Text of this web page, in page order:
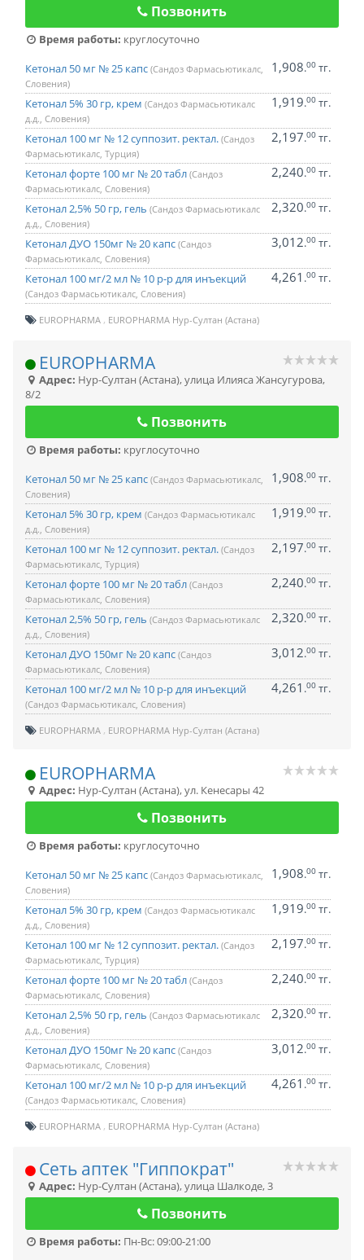
Позвонить
Время работы: круглосуточно
Кетонал 50 мг № 25 капс (Сандоз Фармасьютикалс,
Словения)
1,908.00 тг.
Кетонал 5% 30 гр, крем (Сандоз Фармасьютикалс
д.д., Словения)
1,919.00 тг.
Кетонал 100 мг № 12 суппозит. ректал. (Сандоз
Фармасьютикалс, Турция)
2,197.00 тг.
Кетонал форте 100 мг № 20 табл (Сандоз
Фармасьютикалс, Словения)
2,240.00 тг.
Кетонал 2,5% 50 гр, гель (Сандоз Фармасьютикалс
д.д., Словения)
2,320.00 тг.
Кетонал ДУО 150мг № 20 капс (Сандоз
Фармасьютикалс, Словения)
3,012.00 тг.
Кетонал 100 мг/2 мл № 10 р-р для инъекций
(Сандоз Фармасьютикалс, Словения)
4,261 .00 тг.
EUROPHARMA EUROPHARMA Нур-Султан (Астана)
EUROPHARMA
Адрес: Нур-Султан (Астана),улица Илияса Жансугурова,
8/2
Позвонить
Время работы: круглосуточно
Кетонал 50 мг № 25 капс (Сандоз Фармасьютикалс,
Словения)
1,908.00 тг.
Кетонал 5% 30 гр, крем (Сандоз Фармасьютикалс
д.д., Словения)
1,919.00 тг.
Кетонал 100 мг № 12 суппозит. ректал. (Сандоз
Фармасьютикалс, Турция)
2,197.00 тг.
Кетонал форте 100 мг № 20 табл (Сандоз
Фармасьютикалс, Словения)
2,240.00 тг.
Кетонал 2,5% 50 гр, гель (Сандоз Фармасьютикалс
д.д., Словения)
2,320.00 тг.
Кетонал ДУО 150мг № 20 капс (Сандоз
Фармасьютикалс, Словения)
3,012.00 тг.
Кетонал 100 мг/2 мл № 10 р-р для инъекций
(Сандоз Фармасьютикалс, Словения)
4,261 .00 тг.
EUROPHARMA EUROPHARMA Нур-Султан (Астана)
EUROPHARMA
Адрес: Нур-Султан (Астана),ул. Кенесары 42
Позвонить
Время работы: круглосуточно
Кетонал 50 мг № 25 капс (Сандоз Фармасьютикалс,
Словения)
1,908.00 тг.
Кетонал 5% 30 гр, крем (Сандоз Фармасьютикалс
д.д., Словения)
1,919.00 тг.
Кетонал 100 мг № 12 суппозит. ректал. (Сандоз
Фармасьютикалс, Турция)
2,197.00 тг.
Кетонал форте 100 мг № 20 табл (Сандоз
Фармасьютикалс, Словения)
2,240.00 тг.
Кетонал 2,5% 50 гр, гель (Сандоз Фармасьютикалс
д.д., Словения)
2,320.00 тг.
Кетонал ДУО 150мг № 20 капс (Сандоз
Фармасьютикалс, Словения)
3,012.00 тг.
Кетонал 100 мг/2 мл № 10 р-р для инъекций
(Сандоз Фармасьютикалс, Словения)
4,261 .00 тг.
EUROPHARMA EUROPHARMA Нур-Султан (Астана)
Сеть аптек "Гиппократ"
Адрес: Нур-Султан (Астана),улица Шалкоде, 3
Позвонить
Время работы: Пн-Вс: 09:00-21:00